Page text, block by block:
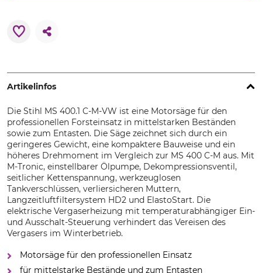
Artikelinfos
Die Stihl MS 400.1 C-M-VW ist eine Motorsäge für den
professionellen Forsteinsatz in mittelstarken Beständen
sowie zum Entasten. Die Säge zeichnet sich durch ein
geringeres Gewicht, eine kompaktere Bauweise und ein
höheres Drehmoment im Vergleich zur MS 400 C-M aus. Mit
M-Tronic, einstellbarer Ölpumpe, Dekompressionsventil,
seitlicher Kettenspannung, werkzeuglosen
Tankverschlüssen, verliersicheren Muttern,
Langzeitluftfiltersystem HD2 und ElastoStart. Die
elektrische Vergaserheizung mit temperaturabhängiger Ein-
und Ausschalt-Steuerung verhindert das Vereisen des
Vergasers im Winterbetrieb.
Motorsäge für den professionellen Einsatz
für mittelstarke Bestände und zum Entasten